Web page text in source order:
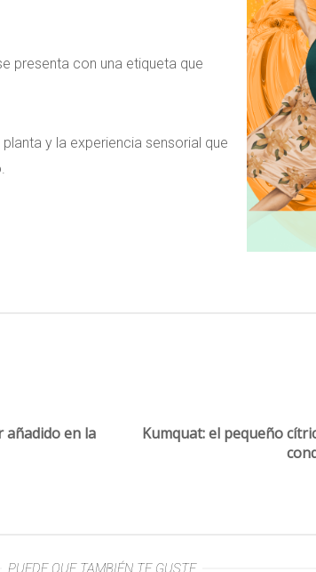
presenta con una etiqueta que
y la experiencia sensorial que
añadido en la
Kumquat: el pequeño
PUEDE QUE TAMBIÉN TE GUSTE